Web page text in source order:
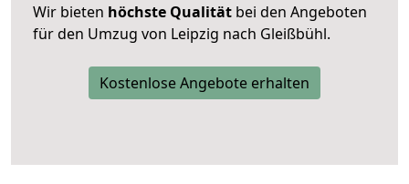
Wir bieten höchste Qualität bei den Angeboten
für den Umzug von Leipzig nach Gleißbühl.
Kostenlose Angebote erhalten